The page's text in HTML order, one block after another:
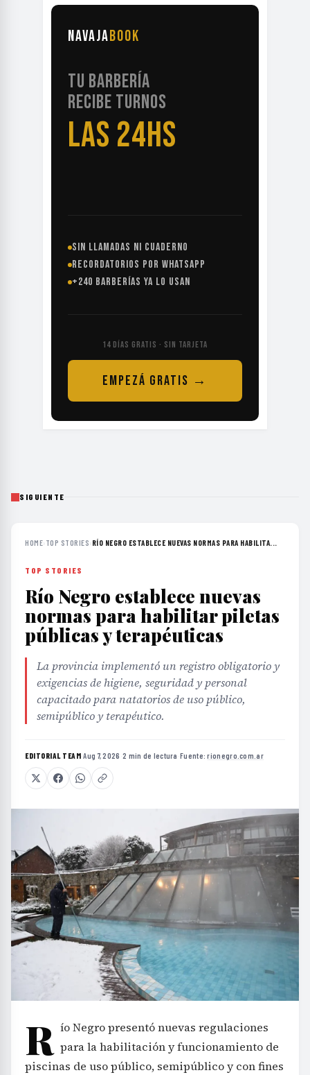
NAVAJABOOK
TU BARBERÍA
RECIBE TURNOS
LAS 24HS
SIN LLAMADAS NI CUADERNO
RECORDATORIOS POR WHATSAPP
+240 BARBERÍAS YA LO USAN
14 DÍAS GRATIS · SIN TARJETA
EMPEZÁ GRATIS →
SIGUIENTE
HOME› TOP STORIES› RÍO NEGRO ESTABLECE NUEVAS NORMAS PARA HABILITA...
TOP STORIES
Río Negro establece nuevas
normas para habilitar piletas
públicas y terapéuticas
La provincia implementó un registro obligatorio y
exigencias de higiene, seguridad y personal
capacitado para natatorios de uso público,
semipúblico y terapéutico.
EDITORIAL TEAM·Aug 7, 2026 ·2 min de lectura ·Fuente:rionegro.com.ar
R ío Negro presentó nuevas regulaciones
para la habilitación y funcionamiento de
piscinas de uso público, semipúblico y con fines